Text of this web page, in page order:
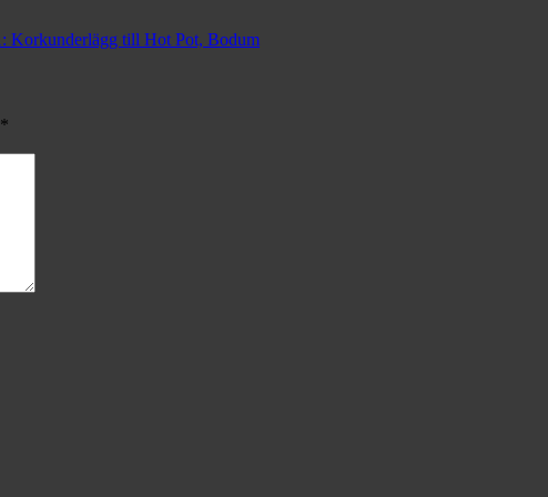
Korkunderlägg till Hot Pot, Bodum
*